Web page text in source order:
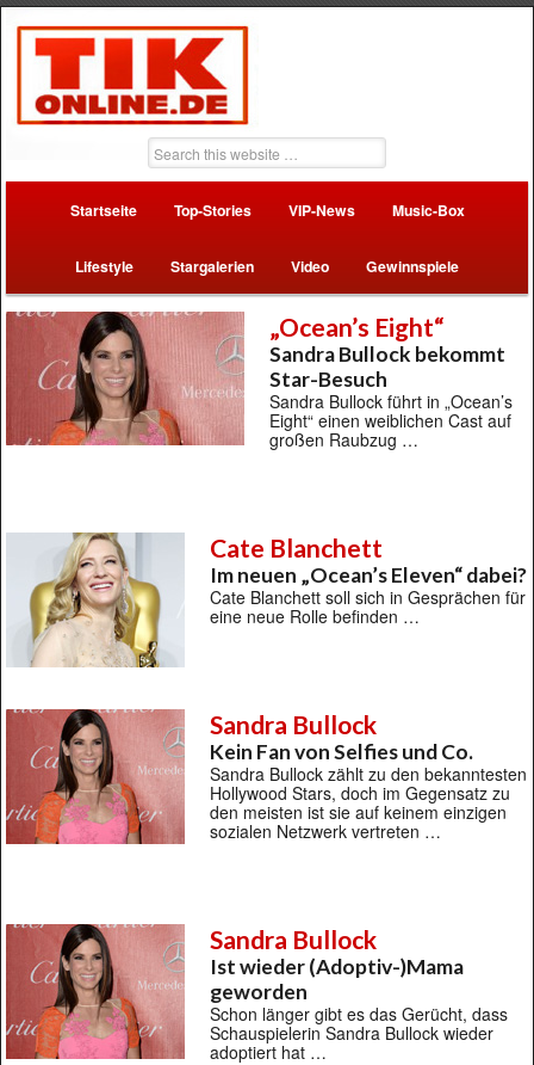
Startseite Top-Stories VIP-News Music-Box
Lifestyle Stargalerien Video Gewinnspiele
„Ocean’s Eight“
Sandra Bullock bekommt
Star-Besuch
Sandra Bullock führt in „Ocean’s
Eight“ einen weiblichen Cast auf
großen Raubzug …
Cate Blanchett
Im neuen „Ocean’s Eleven“ dabei?
Cate Blanchett soll sich in Gesprächen für
eine neue Rolle befinden …
Sandra Bullock
Kein Fan von Selfies und Co.
Sandra Bullock zählt zu den bekanntesten
Hollywood Stars, doch im Gegensatz zu
den meisten ist sie auf keinem einzigen
sozialen Netzwerk vertreten …
Sandra Bullock
Ist wieder (Adoptiv-)Mama
geworden
Schon länger gibt es das Gerücht, dass
Schauspielerin Sandra Bullock wieder
adoptiert hat …